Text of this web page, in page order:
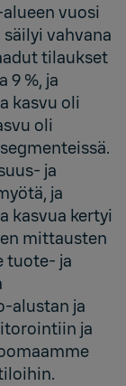
vuosi
vahvana
tilaukset
9 %, ja
kasvu oli
oli
ja
ja
kasvua kertyi
mittausten
tuote- ja
alustan ja
ja